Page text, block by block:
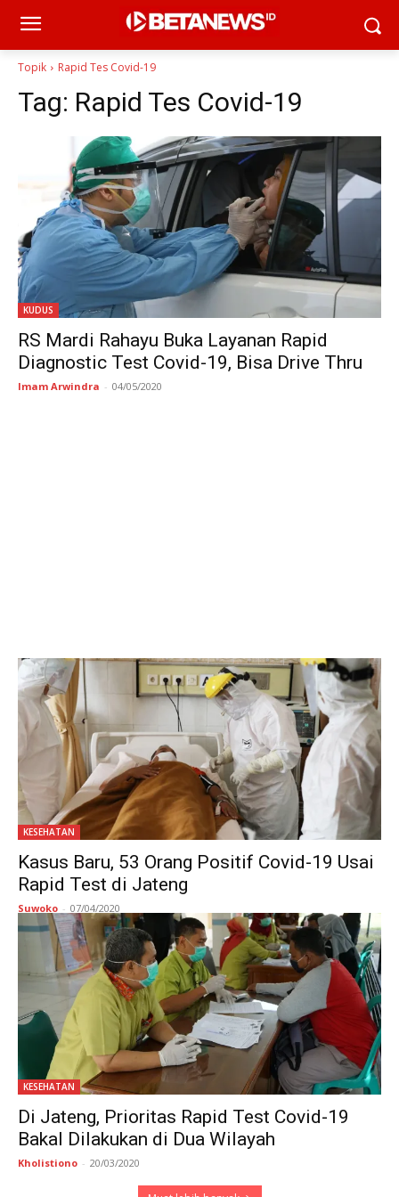
Topik Rapid Tes Covid-19
Tag: Rapid Tes Covid-19
KUDUS
RS Mardi Rahayu Buka Layanan Rapid
Diagnostic Test Covid-19, Bisa Drive Thru
Imam Arwindra - 04/05/2020
KESEHATAN
Kasus Baru, 53 Orang Positif Covid-19 Usai
Rapid Test di Jateng
Suwoko - 07/04/2020
KESEHATAN
Di Jateng, Prioritas Rapid Test Covid-19
Bakal Dilakukan di Dua Wilayah
Kholistiono - 20/03/2020